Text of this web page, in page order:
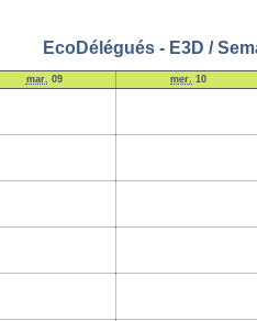
EcoDélégués - E3D /
mar. 09 mer. 10